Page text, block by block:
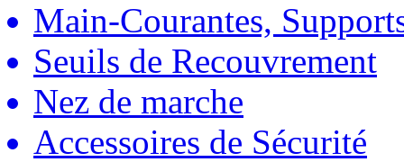
Main-Courantes,
Seuils de Recouvrement
Nez de marche
Accessoires de Sécurité